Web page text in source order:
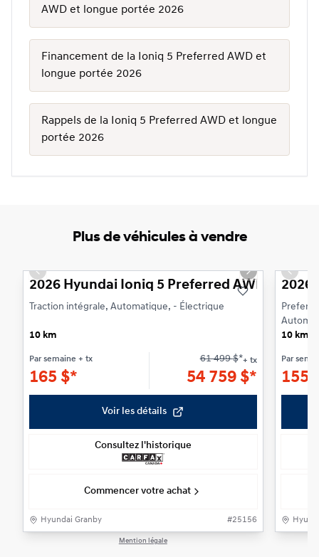
AWD et longue portée 2026
Financement de la Ioniq 5 Preferred AWD et
longue portée 2026
Rappels de la Ioniq 5 Preferred AWD et longue
portée 2026
Plus de véhicules à vendre
Previous slide Next slide
2026 Hyundai Ioniq 5 Preferred AWD et
Traction intégrale, Automatique, - Électrique
10 km
Par semaine + tx
165 $*
61 499$*+ tx
54 759 $*
Voir les détails
Consultez l'historique
Commencer votre achat
Hyundai Granby #25156
Mention légale
2026
10 km
Par
155